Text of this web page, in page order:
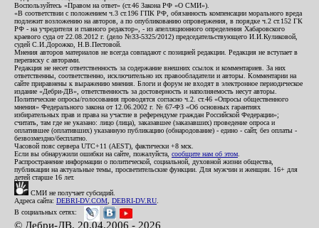
Воспользуйтесь «Правом на ответ» (ст.46 Закона РФ «О СМИ»).
«В соответствии с положением ч.3 ст.196 ГПК РФ, обязанность компенсации морального вреда
подлежит возложению на авторов, а по опубликованию опровержения, в порядке ч.2 ст.152 ГК
РФ - на учредителя и главного редактор», - из апелляционного определения Хабаровского
краевого суда от 22.08.2012 г. (дело №33-5325/2012) председательствующего И.И.Куликовой,
судей С.И.Дорожко, Н.В.Пестовой.
Мнения авторов материалов не всегда совпадают с позицией редакции. Редакция не вступает в
переписку с авторами.
Редакция не несет ответственность за содержание внешних ссылок и комментариев. За них
ответственны, соответственно, исключительно их правообладатели и авторы. Комментарии на
сайте приравнены к выражению мнения. Блоги и форум не входят в электронное периодическое
издание «Дебри-ДВ», ответственность за достоверность и наполняемость несут авторы.
Политические опросы/голосования проводятся согласно ч.2. ст.46 «Опросы общественного
мнения» Федерального закона от 12.06.2002 г. № 67-ФЗ «Об основных гарантиях
избирательных прав и права на участие в референдуме граждан Российской Федерации»;
считать, там где не указано: лицо (лица), заказавшее (заказавших) проведение опроса и
оплатившее (оплативших) указанную публикацию (обнародование) - едино - сайт, без оплаты -
безвозмездно/бесплатно.
Часовой пояс сервера UTC+11 (AEST), фактически +8 мск.
Если вы обнаружили ошибки на сайте, пожалуйста, сообщите нам об этом
Распространение информации о политической, социальной, духовной жизни общества,
публикации на актуальные темы, просветительские функции. Для мужчин и женщин. 16+ для
детей старше 16 лет.
СМИ не получает субсидий.
Адреса сайта: DEBRI-DV.COM DEBRI-DV.RU
В социальных сетях:
© Дебри-ДВ, 20.04.2006 - 2026